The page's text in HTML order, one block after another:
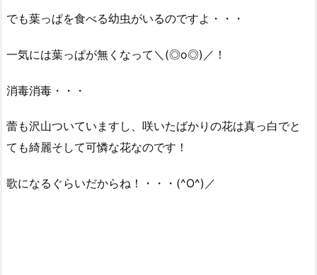
でも葉っぱを食べる幼虫がいるのですよ・・・
一気には葉っぱが無くなって＼(◎o◎)／！
消毒消毒・・・
蕾も沢山ついていますし、咲いたばかりの花は真っ白でと
ても綺麗そして可憐な花なのです！
歌になるぐらいだからね！・・・(^O^)／